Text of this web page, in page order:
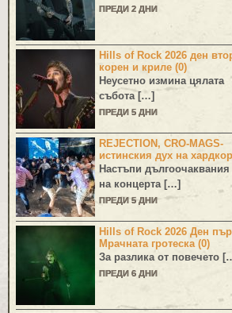
ПРЕДИ 2 ДНИ
Hills of Rock 2026 ден
корен и криле (0)
Неусетно измина цялата
събота […]
ПРЕДИ 5 ДНИ
REJECTION, CRO-MAGS-
истинския дух на
Настъпи дългоочаквания
на концерта […]
ПРЕДИ 5 ДНИ
Hills of Rock 2026 Ден
Мрачната гротеска (0)
За разлика от повечето
ПРЕДИ 6 ДНИ